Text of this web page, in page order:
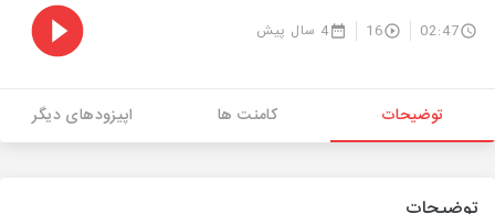
02:47
16 4 سال پیش
توضیحات کامنت ها اپیزودهای دیگر